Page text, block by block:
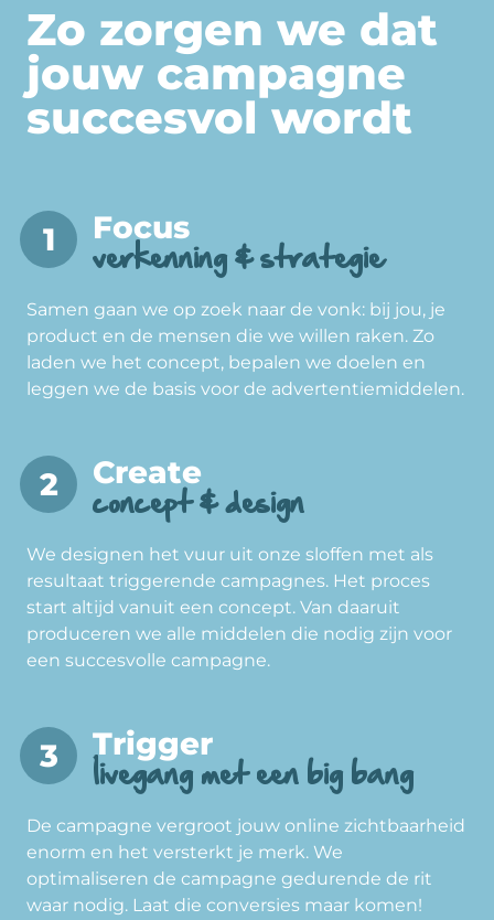
Zo zorgen we dat
jouw campagne
succesvol wordt
Focus
verkenning & strategie
Samen gaan we op zoek naar de vonk: bij jou, je
product en de mensen die we willen raken. Zo
laden we het concept, bepalen we doelen en
leggen we de basis voor de advertentiemiddelen.
Create
concept & design
We designen het vuur uit onze sloffen met als
resultaat triggerende campagnes. Het proces
start altijd vanuit een concept. Van daaruit
produceren we alle middelen die nodig zijn voor
een succesvolle campagne.
Trigger
livegang met een big bang
De campagne vergroot jouw online zichtbaarheid
enorm en het versterkt je merk. We
optimaliseren de campagne gedurende de rit
waar nodig. Laat die conversies maar komen!